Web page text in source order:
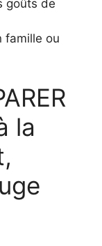
goûts de
famille ou
la